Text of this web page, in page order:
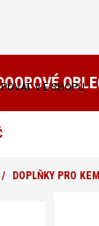
V E-SHOPU
DOPLŇKY PRO